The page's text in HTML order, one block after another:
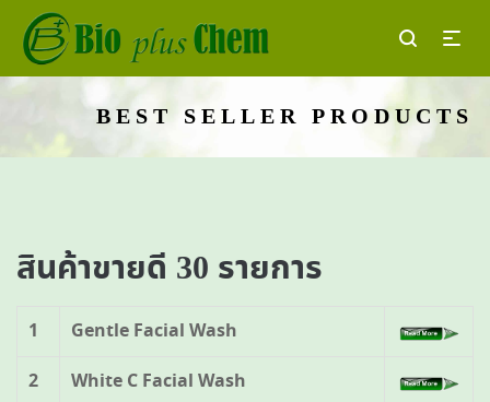
BEST SELLER PRODUCTS
สินค้าขายดี 30 รายการ
1
Gentle Facial Wash
2
White C Facial Wash